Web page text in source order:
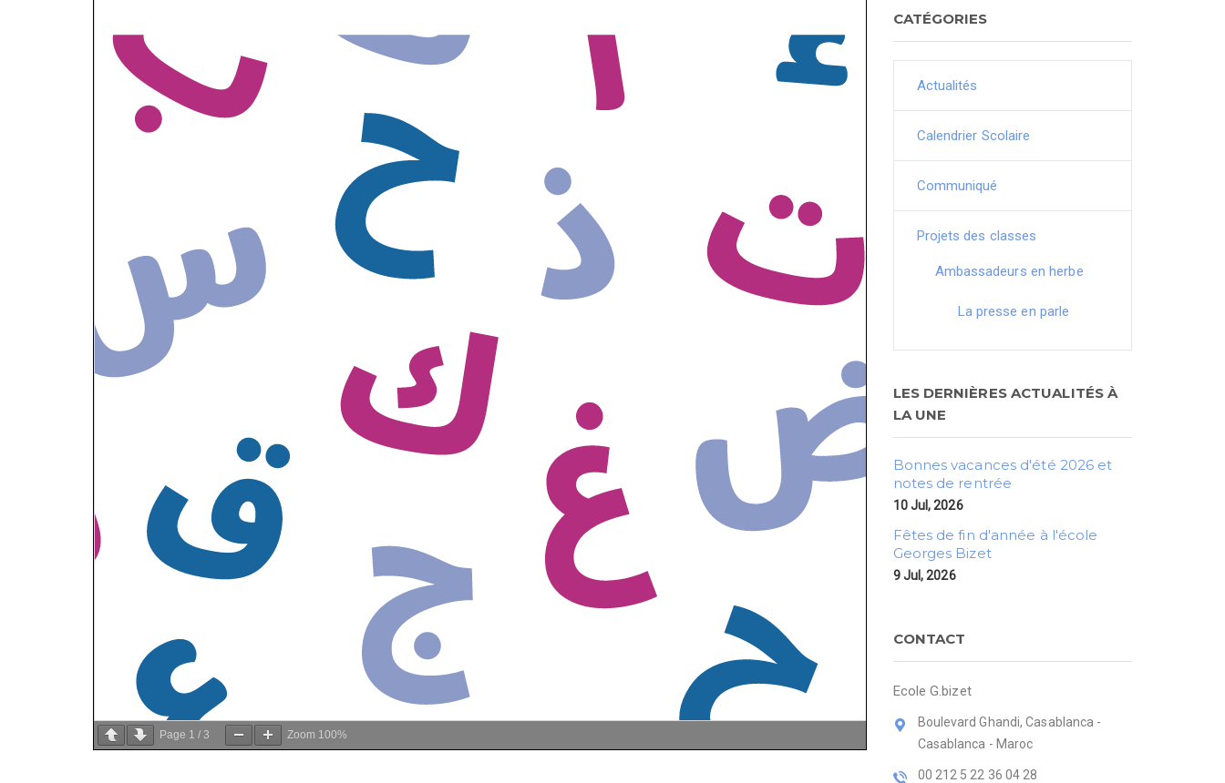
Page 1 / 3 Zoom 100%
CATÉGORIES
Actualités
Calendrier Scolaire
Communiqué
Projets des classes
Ambassadeurs en herbe
La presse en parle
LES DERNIÈRES ACTUALITÉS À
LA UNE
Bonnes vacances d'été 2026 et
notes de rentrée
10 Jul, 2026
Fêtes de fin d'année à l'école
Georges Bizet
9 Jul, 2026
CONTACT
Ecole G.bizet
Boulevard Ghandi, Casablanca -
Casablanca - Maroc
00 212 5 22 36 04 28